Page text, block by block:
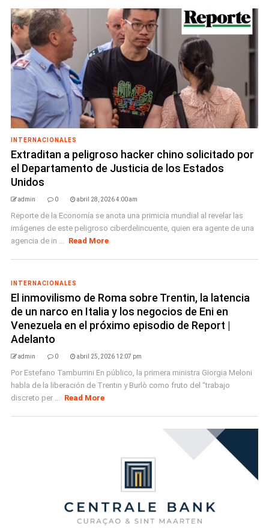
INTERNACIONALES
Extraditan a peligroso hacker chino solicitado por
el Departamento de Justicia de los Estados
Unidos
admin 0 abril 28, 2026 4:00 am
Reporte de la Economía se anota una primicia mundial al revelar las
imágenes de este peligroso ciberdelincuente, quien era agente de una
agencia de in ...
Read More
INTERNACIONALES
El inmovilismo de Roma sobre Trentin, la latencia
de un narco en Italia y los negocios de Eni en
Venezuela en el próximo episodio de Report |
Adelanto
admin 0 abril 25, 2026 12:07 pm
Por Estefano Tamburrini En público, la primera ministra Giorgia Meloni
habla de la liberación de Trentin y Burlò como fruto del “trabajo
discreto per ...
Read More